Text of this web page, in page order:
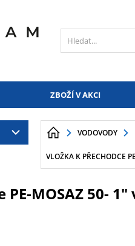
ZBOŽÍ V AKCI
VODOVODY
VLOŽKA K PŘECHODCE
MOSAZ 50- 1"